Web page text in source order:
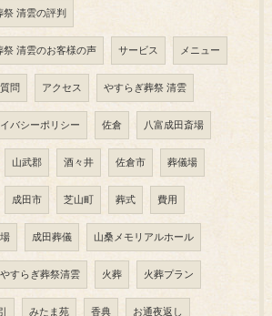
清雲の評判
祭 清雲のお客様の声 サービス メニュー
問 アクセス やすらぎ葬祭 清雲
バシーポリシー 佐倉 八富成田斎場
山武郡 酒々井 佐倉市 葬儀場
成田市 芝山町 葬式 費用
成田葬儀 山桑メモリアルホール
やすらぎ葬祭清雲 火葬 火葬プラン
みたま苑 香典 お通夜返し